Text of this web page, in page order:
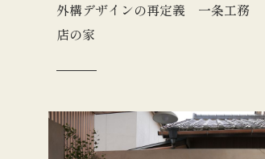
外構デザインの再定義 一条工務
店の家